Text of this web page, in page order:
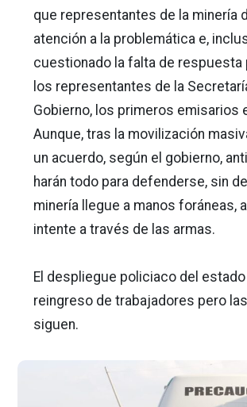
que representantes de la minería
atención a la problemática e,
cuestionado la falta de respuesta
los representantes de la
Gobierno, los primeros emisarios
Aunque, tras la movilización
un acuerdo, según el gobierno,
harán todo para defenderse, sin
minería llegue a manos foráneas,
intente a través de las armas.
El despliegue policiaco del estado
reingreso de trabajadores pero
siguen.